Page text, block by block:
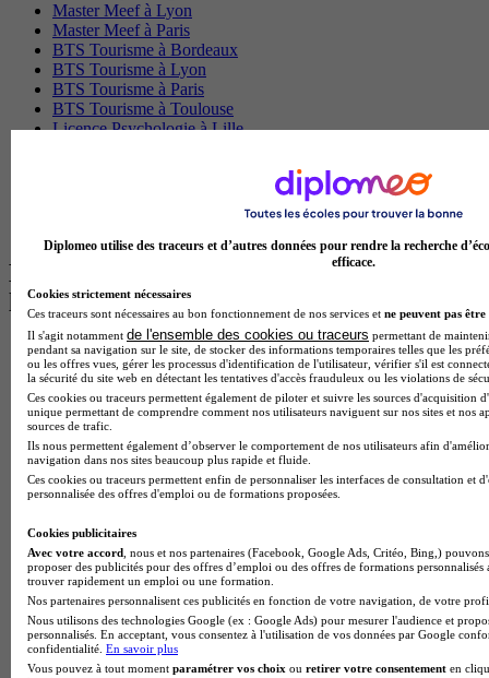
Master Meef à Lyon
Master Meef à Paris
BTS Tourisme à Bordeaux
BTS Tourisme à Lyon
BTS Tourisme à Paris
BTS Tourisme à Toulouse
Licence Psychologie à Lille
BTS Communication à Lyon
Les intitulés de diplôme par alternance
les plus recherchés
BTS Esf en alternance
BTS Dietetique en alternance
BTS Mco en alternance
BTS Pi en alternance
BTS Sp3s en alternance
Master CCA en alternance
BTS Ndrc en alternance
BTS Sam en alternance
Cap Fleuriste en alternance
BTS Sio en alternance
MSc Marketing Digital en alternance
BTS Gpme en alternance
Cap Electricien en alternance
BTS Gpn en alternance
BTS Domotique en alternance
BAC Pro Agora en alternance
BTS Sta en alternance
Diplomeo utilise des traceurs et d’autres données pour rendre la recherche
efficace.
Cookies strictement nécessaires
Ces traceurs sont nécessaires au bon fonctionnement de nos services et ne peuvent pas être
Il s'agit notamment de l'ensemble des cookies ou traceurs permettant de
pendant sa navigation sur le site, de stocker des informations temporaires telles que les
ou les offres vues, gérer les processus d'identification de l'utilisateur, vérifier s'il est
la sécurité du site web en détectant les tentatives d'accès frauduleux ou les violations de
Ces cookies ou traceurs permettent également de piloter et suivre les sources d'acquisition
unique permettant de comprendre comment nos utilisateurs naviguent sur nos sites et nos
sources de trafic.
Ils nous permettent également d’observer le comportement de nos utilisateurs afin
navigation dans nos sites beaucoup plus rapide et fluide.
Ces cookies ou traceurs permettent enfin de personnaliser les interfaces de consultation et
personnalisée des offres d'emploi ou de formations proposées.
Cookies publicitaires
Avec votre accord , nous et nos partenaires (Facebook, Google Ads, Critéo, Bing,)
proposer des publicités pour des offres d’emploi ou des offres de formations
trouver rapidement un emploi ou une formation.
Nos partenaires personnalisent ces publicités en fonction de votre navigation, de votre
Nous utilisons des technologies Google (ex : Google Ads) pour mesurer l'audience et
personnalisés. En acceptant, vous consentez à l'utilisation de vos données par Google
confidentialité. En savoir plus
Vous pouvez à tout moment paramétrer vos choix ou retirer votre consentement en